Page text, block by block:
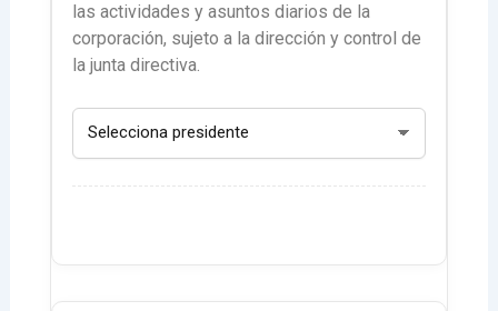
las actividades y asuntos diarios de la
corporación, sujeto a la dirección y control de
la junta directiva.